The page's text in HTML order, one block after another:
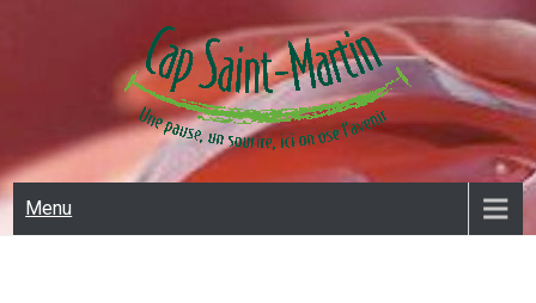
CAP SAINT MARTIN
Menu